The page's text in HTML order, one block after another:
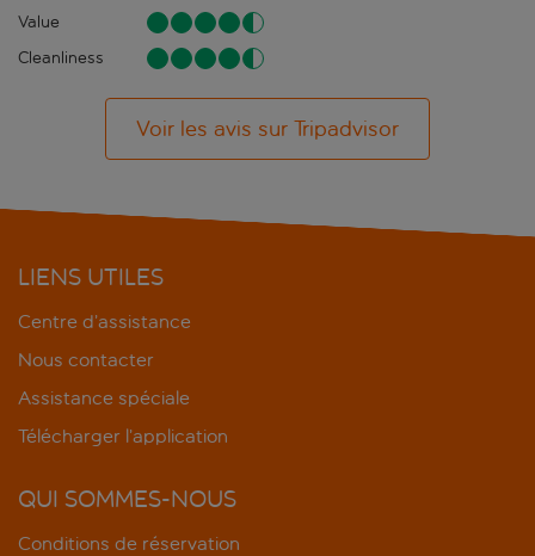
Value
Cleanliness
Voir les avis sur Tripadvisor
LIENS UTILES
Centre d’assistance
Nous contacter
Assistance spéciale
Télécharger l’application
QUI SOMMES-NOUS
Conditions de réservation